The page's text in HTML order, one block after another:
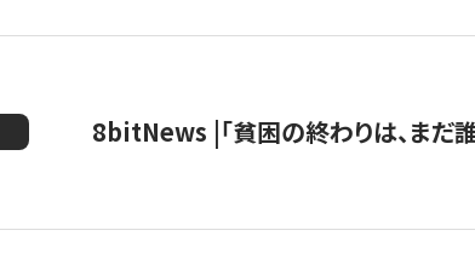
8bitNews |「貧困の終わりは、まだ